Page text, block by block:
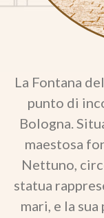
La Fontana
punto di
Bologna.
maestosa
Nettuno,
statua
mari, e la